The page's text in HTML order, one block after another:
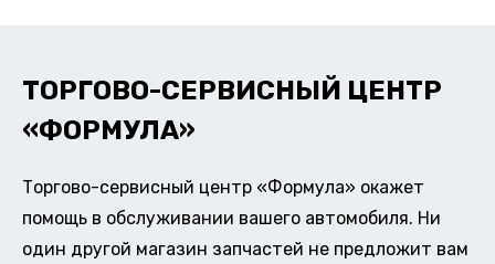
ТОРГОВО-СЕРВИСНЫЙ ЦЕНТР
«ФОРМУЛА»
Торгово-сервисный центр «Формула» окажет
помощь в обслуживании вашего автомобиля. Ни
один другой магазин запчастей не предложит вам